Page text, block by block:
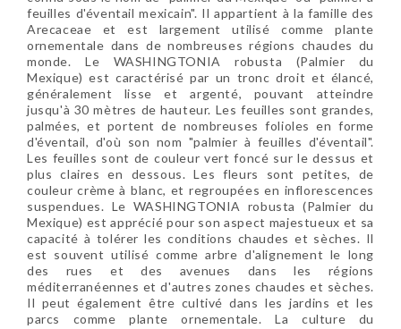
feuilles d'éventail mexicain". Il appartient à la famille des
Arecaceae et est largement utilisé comme plante
ornementale dans de nombreuses régions chaudes du
monde. Le WASHINGTONIA robusta (Palmier du
Mexique) est caractérisé par un tronc droit et élancé,
généralement lisse et argenté, pouvant atteindre
jusqu'à 30 mètres de hauteur. Les feuilles sont grandes,
palmées, et portent de nombreuses folioles en forme
d'éventail, d'où son nom "palmier à feuilles d'éventail".
Les feuilles sont de couleur vert foncé sur le dessus et
plus claires en dessous. Les fleurs sont petites, de
couleur crème à blanc, et regroupées en inflorescences
suspendues. Le WASHINGTONIA robusta (Palmier du
Mexique) est apprécié pour son aspect majestueux et sa
capacité à tolérer les conditions chaudes et sèches. Il
est souvent utilisé comme arbre d'alignement le long
des rues et des avenues dans les régions
méditerranéennes et d'autres zones chaudes et sèches.
Il peut également être cultivé dans les jardins et les
parcs comme plante ornementale. La culture du